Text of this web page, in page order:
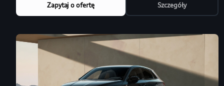
Zapytaj o ofertę Szczegóły